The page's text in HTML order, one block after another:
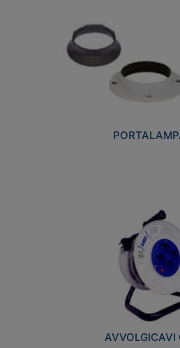
AVVOLGICAVI